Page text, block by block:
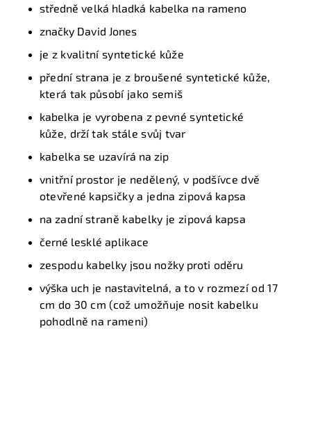
středně velká hladká kabelka na rameno
značky David Jones
je z kvalitní syntetické kůže
přední strana je z broušené syntetické kůže,
která tak působí jako semiš
kabelka je vyrobena z pevné syntetické
kůže, držítak stále svůjtvar
kabelka se uzavírá na zip
vnitřní prostor je nedělený, v podšívce dvě
otevřené kapsičky a jedna zipová kapsa
na zadnístraně kabelky je zipová kapsa
černé lesklé aplikace
zespodu kabelky jsou nožky proti oděru
výška uch je nastavitelná , a to v rozmezí od 17
cm do 30 cm (což umožňuje nosit kabelku
pohodlně na rameni)